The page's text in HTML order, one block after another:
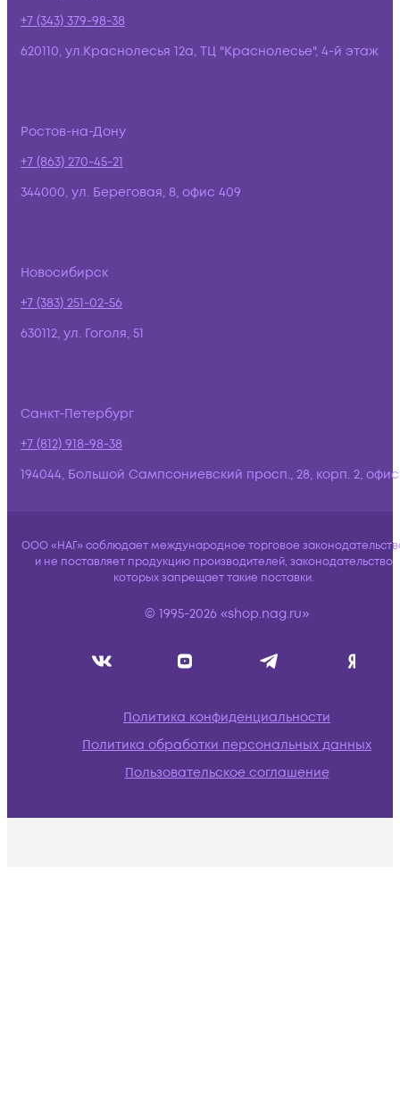
+7 (343) 379-98-38
620110, ул.Краснолесья 12а, ТЦ "Краснолесье", 4-й этаж
Ростов-на-Дону
+7 (863) 270-45-21
344000, ул. Береговая, 8, офис 409
Новосибирск
+7 (383) 251-02-56
630112, ул. Гоголя, 51
Санкт-Петербург
+7 (812) 918-98-38
194044, Большой Сампсониевский просп., 28, корп. 2,
ООО «НАГ» соблюдает международное торговое
и не поставляет продукцию производителей, законодательство
которых запрещает такие поставки.
© 1995-2026 «shop.nag.ru»
Политика конфиденциальности
Политика обработки персональных данных
Пользовательское соглашение